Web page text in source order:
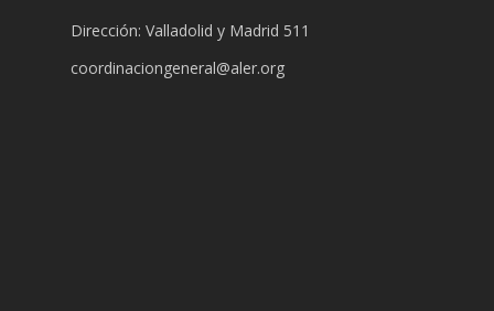
Dirección: Valladolid y Madrid 511
coordinaciongeneral@aler.org